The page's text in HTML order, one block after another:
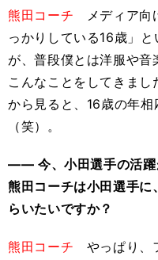
熊田コーチ メディア向
っかりしている16歳」
が、普段僕とは洋服や
こんなことをしてきま
から見ると、16歳の年
（笑）。
―― 今、小田選手の活躍
熊田コーチは小田選手に
らいたいですか？
熊田コーチ やっぱり、